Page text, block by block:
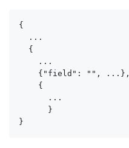
{
  ...
  {
    ...
    {"field": "", ...},
    {
      ...
      }
}